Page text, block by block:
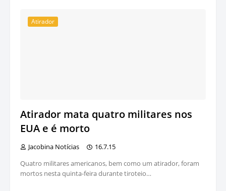
Atirador
Atirador mata quatro militares nos
EUA e é morto
Jacobina Notícias
16.7.15
Quatro militares americanos, bem como um atirador, foram
mortos nesta quinta-feira durante tiroteio…